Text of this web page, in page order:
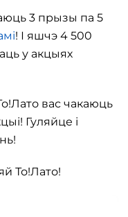
3 прызы па 5
! І яшчэ 4 500
у акцыях
вас чакаюць
Гуляйце і
То!Лато!